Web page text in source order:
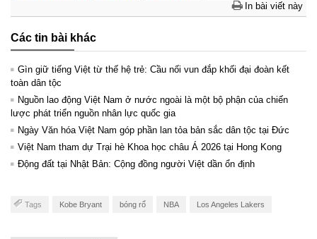
In bài viết này
Các tin bài khác
Gìn giữ tiếng Việt từ thế hệ trẻ: Cầu nối vun đắp khối đại đoàn kết
toàn dân tộc
Nguồn lao động Việt Nam ở nước ngoài là một bộ phận của chiến
lược phát triển nguồn nhân lực quốc gia
Ngày Văn hóa Việt Nam góp phần lan tỏa bản sắc dân tộc tại Đức ​
Việt Nam tham dự Trại hè Khoa học châu Á 2026 tại Hong Kong
Động đất tại Nhật Bản: Cộng đồng người Việt dần ổn định
Tags Kobe Bryant bóng rổ NBA Los Angeles Lakers